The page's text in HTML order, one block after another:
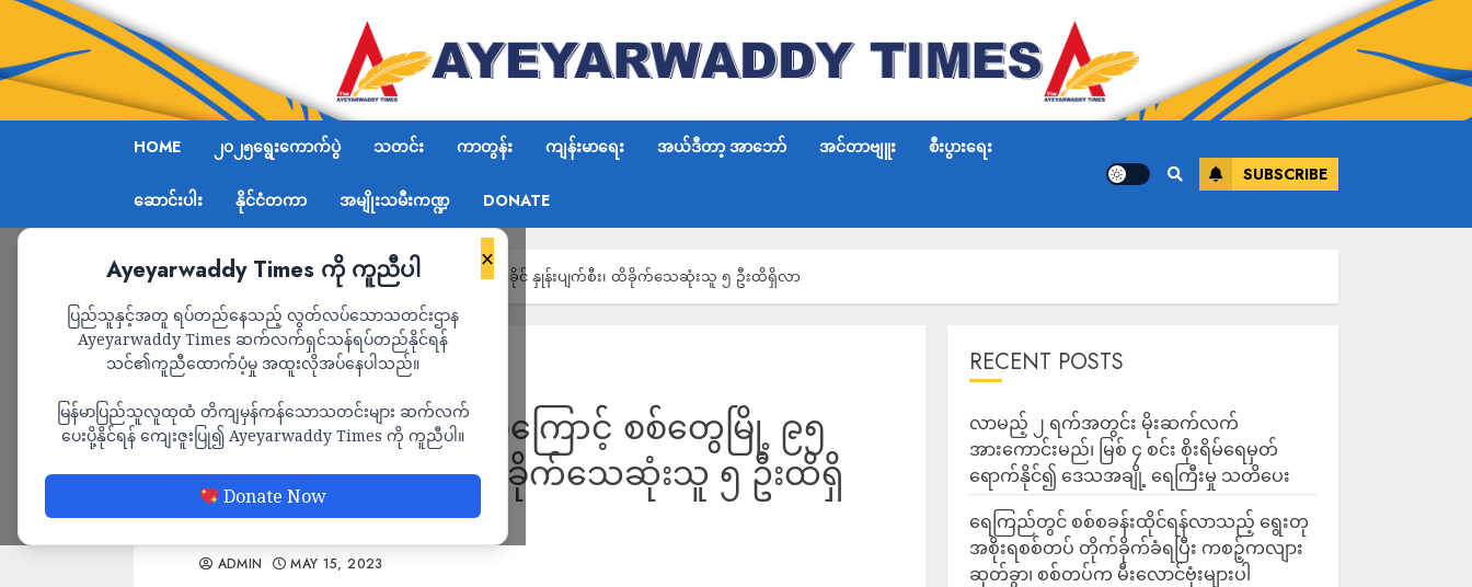
HOME ၂၀၂၅ရွေးကောက်ပွဲ သတင်း ကာတွန်း ကျန်းမာရေး အယ်ဒီတာ့ အာဘော် အင်တာဗျူး စီးပွားရေး
ဆောင်းပါး နိုင်ငံတကာ အမျိုးသမီးကဏ္ဍ DONATE
SUBSCRIBE
×
Ayeyarwaddy Times ကို ကူညီပါ
ပြည်သူနှင့်အတူ ရပ်တည်နေသည့် လွတ်လပ်သောသတင်းဌာန
Ayeyarwaddy Times ဆက်လက်ရှင်သန်ရပ်တည်နိုင်ရန်
သင်၏ကူညီထောက်ပံ့မှု အထူးလိုအပ်နေပါသည်။
မြန်မာပြည်သူလူထုထံ တိကျမှန်ကန်သောသတင်းများ ဆက်လက်
ပေးပို့နိုင်ရန် ကျေးဇူးပြု၍ Ayeyarwaddy Times ကို ကူညီပါ။
Donate Now
Home မုန်တိုင်းတိုက်ခတ်ခံရမှုကြောင့် စစ်တွေမြို့ ၉၅ ရာခိုင် နှုန်းပျက်စီး၊ ထိခိုက်သေဆုံးသူ ၅ ဦးထိရှိလာ
သတင်း
မုန်တိုင်းတိုက်ခတ်ခံရမှုကြောင့် စစ်တွေမြို့ ၉၅
ရာခိုင် နှုန်းပျက်စီး၊ ထိခိုက်သေဆုံးသူ ၅ ဦးထိရှိ
လာ
ADMIN MAY 15, 2023
RECENT POSTS
လာမည့် ၂ ရက်အတွင်း မိုးဆက်လက်
အားကောင်းမည်၊ မြစ် ၄ စင်း စိုးရိမ်ရေမှတ်
ရောက်နိုင်၍ ဒေသအချို့ ရေကြီးမှု သတိပေး
ရေကြည်တွင် စစ်စခန်းထိုင်ရန်လာသည့် ရွေးတု
အစိုးရစစ်တပ် တိုက်ခိုက်ခံရပြီး ကစဉ့်ကလျား
ဆုတ်ခွာ၊ စစ်တပ်က မီးလောင်ဗုံးများပါ